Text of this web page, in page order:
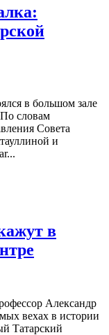
в большом зале
словам
Совета
и
в
Александр
вехах в истории
Татарский